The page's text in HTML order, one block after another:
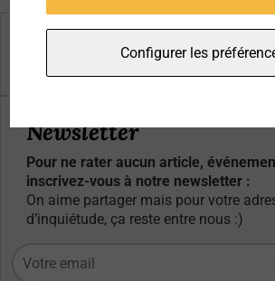
Newsletter
Pour ne rater aucun article,
inscrivez-vous à notre newsletter :
On aime partager mais pour votre
d’inquiétude, ça reste entre nous :)
Configurer les